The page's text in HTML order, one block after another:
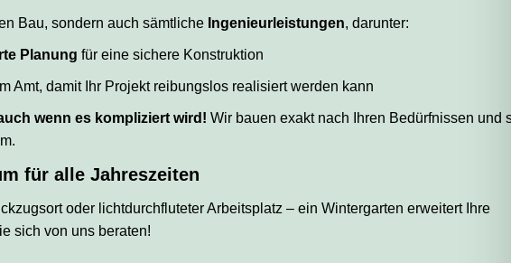
Bau, sondern auch sämtliche Ingenieurleistungen, darunter:
Planung für eine sichere Konstruktion
Amt, damit Ihr Projekt reibungslos realisiert werden kann
wenn es kompliziert wird! Wir bauen exakt nach Ihren Bedürfnissen und
für alle Jahreszeiten
oder lichtdurchfluteter Arbeitsplatz – ein Wintergarten erweitert Ihre
sich von uns beraten!